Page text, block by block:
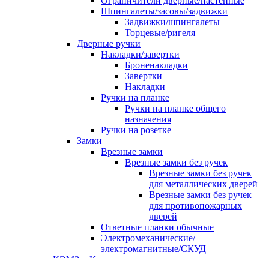
Шпингалеты/засовы/задвижки
Задвижки/шпингалеты
Торцевые/ригеля
Дверные ручки
Накладки/завертки
Броненакладки
Завертки
Накладки
Ручки на планке
Ручки на планке общего
назначения
Ручки на розетке
Замки
Врезные замки
Врезные замки без ручек
Врезные замки без ручек
для металлических дверей
Врезные замки без ручек
для противопожарных
дверей
Ответные планки обычные
Электромеханические/
электромагнитные/СКУД